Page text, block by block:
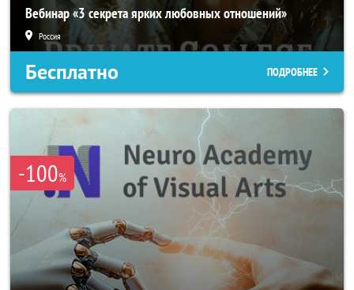
Вебинар «3 секрета ярких любовных отношений»
Россия
Бесплатно ПОДРОБНЕЕ
-100%